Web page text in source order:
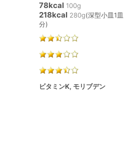
78kcal 100g
218kcal 280g(深型小皿1皿
分)
ビタミンK, モリブデン